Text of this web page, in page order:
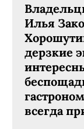
Илья
дерзкие
всегда